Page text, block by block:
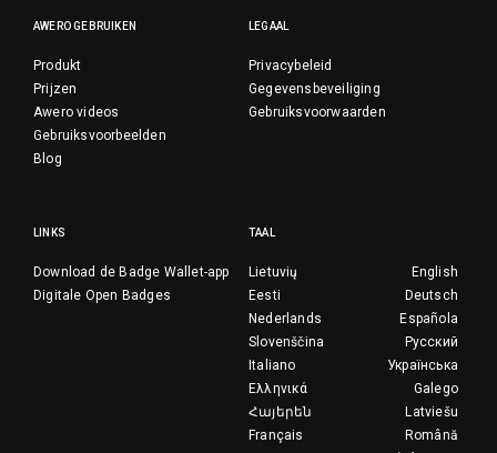
AWERO GEBRUIKEN
Produkt
Prijzen
Awero videos
Gebruiksvoorbeelden
Blog
LEGAAL
Privacybeleid
Gegevensbeveiliging
Gebruiksvoorwaarden
LINKS
Download de Badge Wallet-app
Digitale Open Badges
TAAL
English
Lietuvių
Deutsch
Eesti
Española
Nederlands
Русский
Slovenščina
Українська
Italiano
Galego
Ελληνικά
Latviešu
Հայերեն
Română
Français